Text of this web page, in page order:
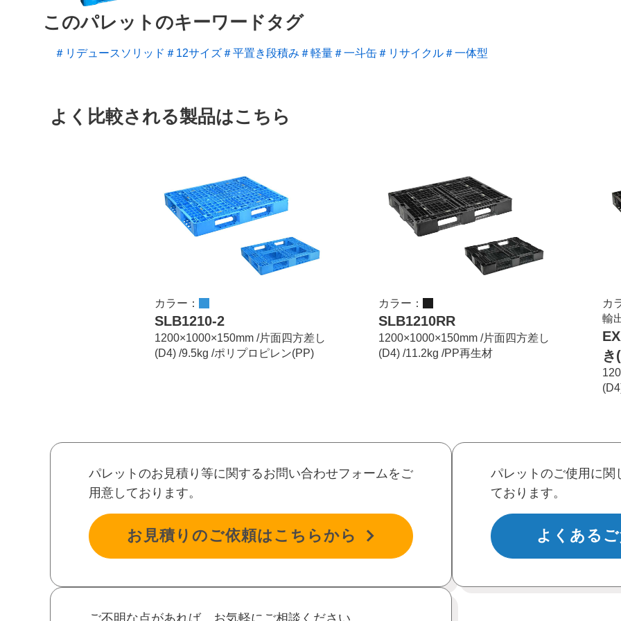
このパレットのキーワードタグ
＃リデュースソリッド ＃12サイズ＃平置き段積み ＃軽量＃一斗缶＃リサイクル＃一体型
よく比較される製品はこちら
カラー：
SLB1210-2
1200×1000×150mm /片面四方差し
(D4) /9.5kg /ポリプロピレン(PP)
カラー：
SLB1210RR
1200×1000×150mm /片面四方差し
(D4) /11.2kg /PP再生材
カ
輸
き
パレットのお見積り等に関するお問い合わせフォームをご
用意しております。
お見積りのご依頼はこちらから
パレットのご使用に関
ております。
よくある
ご不明な点があれば、お気軽にご相談ください。